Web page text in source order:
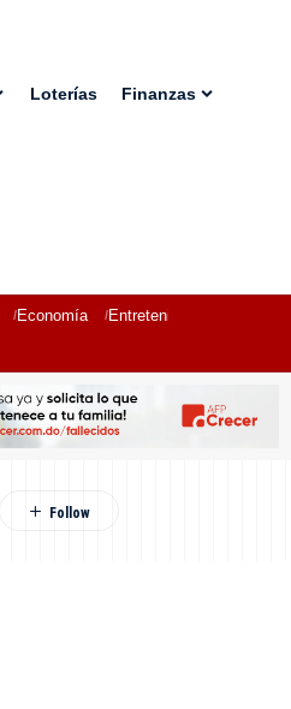
Loterías Finanzas
Economía Entretenimiento